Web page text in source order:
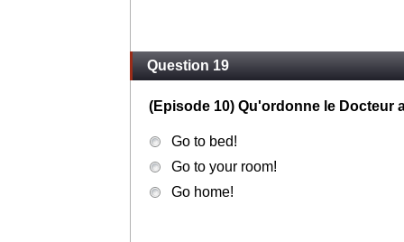
Question 19
(Episode 10) Qu'ordonne le Docteur
Go to bed!
Go to your room!
Go home!